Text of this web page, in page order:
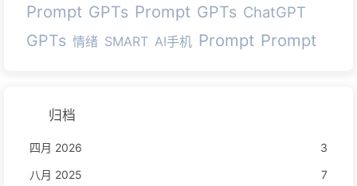
Prompt GPTs Prompt GPTs ChatGPT
GPTs 情绪 SMART AI手机 Prompt Prompt
归档
四月 2026
3
八月 2025
7